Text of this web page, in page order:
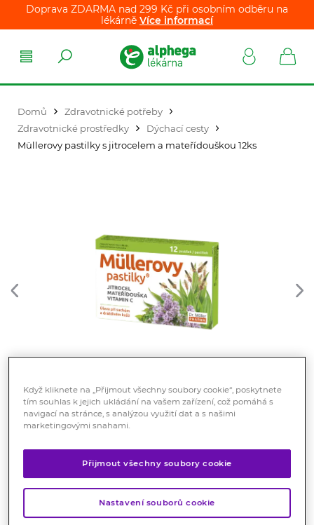
Doprava ZDARMA nad 299 Kč při osobním odběru na
lékárně Více informací
Domů
Zdravotnické potřeby
Zdravotnické prostředky
Dýchací cesty
Müllerovy pastilky s jitrocelem a mateřídouškou 12ks
Müllerovy pastilky s jitrocelem a
mateřídouškou 12ks
Zdravotnický prostředek
Jitrocel kopinatý a Mateřídouška úzkolistá podporují
normální funkci dýchacího systému. Vitamin C přispívá
Když kliknete na „Přijmout všechny soubory cookie“, poskytnete
tím souhlas k jejich ukládání na vašem zařízení, což pomáhá s
navigací na stránce, s analýzou využití dat a s našimi
marketingovými snahami.
Přijmout všechny soubory cookie
Nastavení souborů cookie